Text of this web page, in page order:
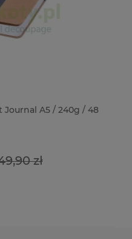
Journal A5 / 240g / 48
zł